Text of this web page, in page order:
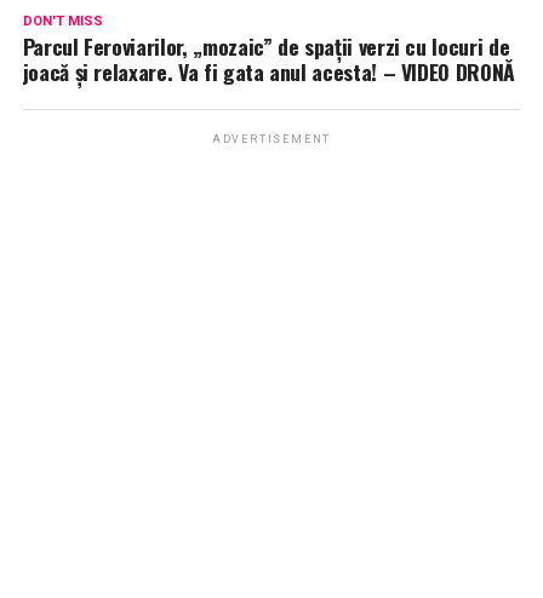
DON'T MISS
Parcul Feroviarilor, „mozaic” de spații verzi cu locuri de
joacă și relaxare. Va fi gata anul acesta! – VIDEO DRONĂ
ADVERTISEMENT